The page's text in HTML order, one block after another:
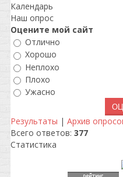
Календарь
Наш опрос
Оцените мой сайт
Отлично
Хорошо
Неплохо
Плохо
Ужасно
Результаты | Архив
Всего ответов: 377
Статистика